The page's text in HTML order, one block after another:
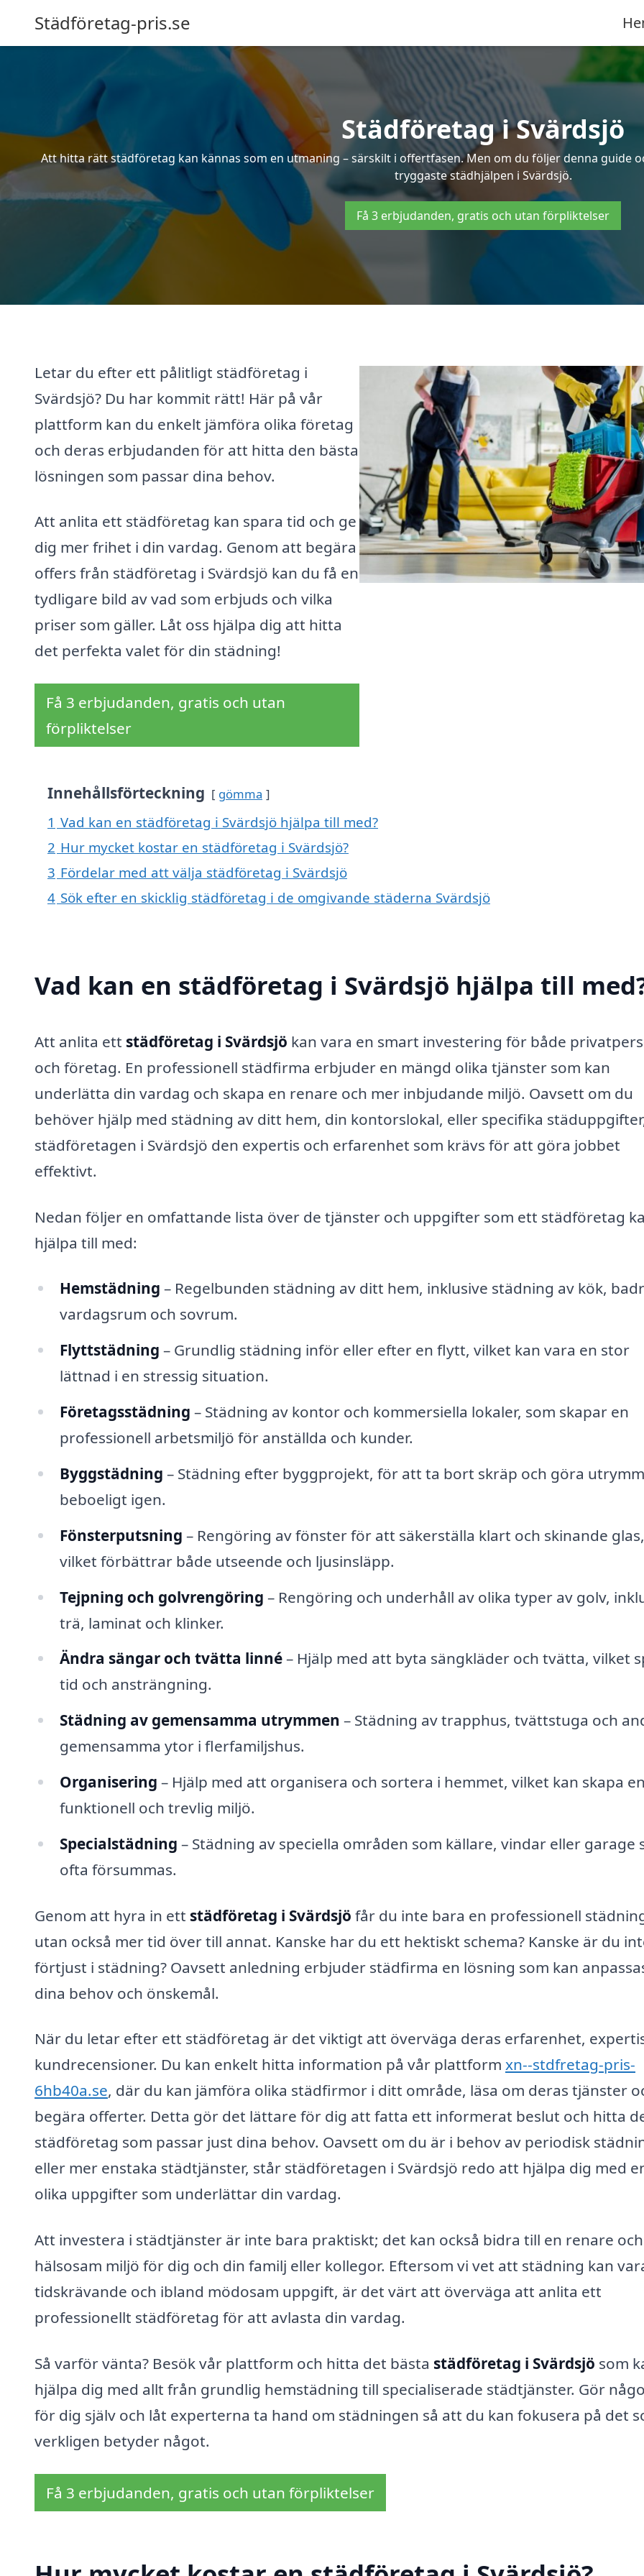
Städföretag-pris.se
Städföretag i Svärdsjö
Att hitta rätt städföretag kan kännas som en utmaning – särskilt i offertfasen. Men om du följer denna guide
tryggaste städhjälpen i Svärdsjö.
Få 3 erbjudanden, gratis och utan förpliktelser
Letar du efter ett pålitligt städföretag i
Svärdsjö? Du har kommit rätt! Här på vår
plattform kan du enkelt jämföra olika företag
och deras erbjudanden för att hitta den bästa
lösningen som passar dina behov.
Att anlita ett städföretag kan spara tid och ge
dig mer frihet i din vardag. Genom att begära
offers från städföretag i Svärdsjö kan du få en
tydligare bild av vad som erbjuds och vilka
priser som gäller. Låt oss hjälpa dig att hitta
det perfekta valet för din städning!
Få 3 erbjudanden, gratis och utan
förpliktelser
Innehållsförteckning gömma
1 Vad kan en städföretag i Svärdsjö hjälpa till med?
2 Hur mycket kostar en städföretag i Svärdsjö?
3 Fördelar med att välja städföretag i Svärdsjö
4 Sök efter en skicklig städföretag i de omgivande städerna Svärdsjö
Vad kan en städföretag i Svärdsjö hjälpa till
Att anlita ett städföretag i Svärdsjö kan vara en smart investering för både
och företag. En professionell städfirma erbjuder en mängd olika tjänster som kan
underlätta din vardag och skapa en renare och mer inbjudande miljö. Oavsett om du
behöver hjälp med städning av ditt hem, din kontorslokal, eller specifika
städföretagen i Svärdsjö den expertis och erfarenhet som krävs för att göra jobbet
effektivt.
Nedan följer en omfattande lista över de tjänster och uppgifter som ett städföretag
hjälpa till med:
Hemstädning – Regelbunden städning av ditt hem, inklusive städning av kök,
vardagsrum och sovrum.
Flyttstädning – Grundlig städning inför eller efter en flytt, vilket kan vara en stor
lättnad i en stressig situation.
Företagsstädning – Städning av kontor och kommersiella lokaler, som skapar en
professionell arbetsmiljö för anställda och kunder.
Byggstädning – Städning efter byggprojekt, för att ta bort skräp och göra
beboeligt igen.
Fönsterputsning – Rengöring av fönster för att säkerställa klart och skinande glas,
vilket förbättrar både utseende och ljusinsläpp.
Tejpning och golvrengöring – Rengöring och underhåll av olika typer av golv,
trä, laminat och klinker.
Ändra sängar och tvätta linné– Hjälp med att byta sängkläder och tvätta, vilket
tid och ansträngning.
Städning av gemensamma utrymmen – Städning av trapphus, tvättstuga och
gemensamma ytor i flerfamiljshus.
Organisering – Hjälp med att organisera och sortera i hemmet, vilket kan skapa
funktionell och trevlig miljö.
Specialstädning – Städning av speciella områden som källare, vindar eller garage
ofta försummas.
Genom att hyra in ett städföretag i Svärdsjö får du inte bara en professionell
utan också mer tid över till annat. Kanske har du ett hektiskt schema? Kanske är du
förtjust i städning? Oavsett anledning erbjuder städfirma en lösning som kan
dina behov och önskemål.
När du letar efter ett städföretag är det viktigt att överväga deras erfarenhet,
kundrecensioner. Du kan enkelt hitta information på vår plattform xn--stdfretag-pris-
6hb40a.se, där du kan jämföra olika städfirmor i ditt område, läsa om deras tjänster
begära offerter. Detta gör det lättare för dig att fatta ett informerat beslut och hitta
städföretag som passar just dina behov. Oavsett om du är i behov av periodisk
eller mer enstaka städtjänster, står städföretagen i Svärdsjö redo att hjälpa dig med
olika uppgifter som underlättar din vardag.
Att investera i städtjänster är inte bara praktiskt; det kan också bidra till en renare
hälsosam miljö för dig och din familj eller kollegor. Eftersom vi vet att städning kan
tidskrävande och ibland mödosam uppgift, är det värt att överväga att anlita ett
professionellt städföretag för att avlasta din vardag.
Så varför vänta? Besök vår plattform och hitta det bästa städföretag i Svärdsjö som
hjälpa dig med allt från grundlig hemstädning till specialiserade städtjänster. Gör
för dig själv och låt experterna ta hand om städningen så att du kan fokusera på det
verkligen betyder något.
Få 3 erbjudanden, gratis och utan förpliktelser